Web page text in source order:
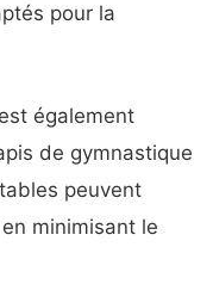
pour la
est également
de gymnastique
peuvent
minimisant le